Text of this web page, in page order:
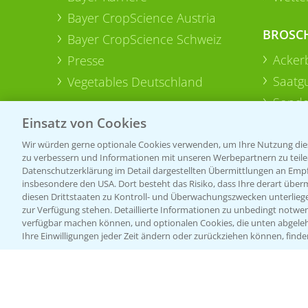
Bayer CropScience Austria
Bayer CropScience Schweiz
Presse
Vegetables Deutschland
Einsatz von Cookies
Wir würden gerne optionale Cookies verwenden, um Ihre Nutzung
zu verbessern und Informationen mit unseren Werbepartnern zu
Datenschutzerklärung im Detail dargestellten Übermittlungen an
insbesondere den USA. Dort besteht das Risiko, dass Ihre derart
diesen Drittstaaten zu Kontroll- und Überwachungszwecken
zur Verfügung stehen. Detaillierte Informationen zu unbedingt
verfügbar machen können, und optionalen Cookies, die unten
Ihre Einwilligungen jeder Zeit ändern oder zurückziehen können,